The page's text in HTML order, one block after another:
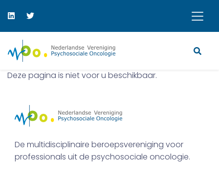
Deze pagina is niet voor u beschikbaar.
De multidisciplinaire beroepsvereniging voor
professionals uit de psychosociale oncologie.